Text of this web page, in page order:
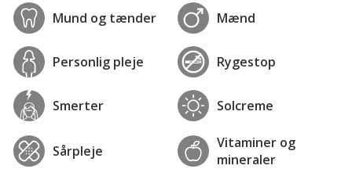
Mund og tænder Mænd
Personlig pleje Rygestop
Smerter Solcreme
Sårpleje
Vitaminer og
mineraler